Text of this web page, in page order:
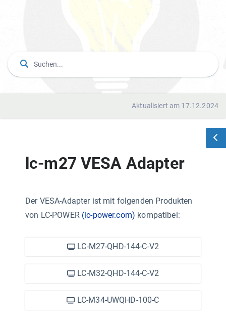
Aktualisiert am 17.12.2024
lc-m27 VESA Adapter
Der VESA-Adapter ist mit folgenden Produkten
von LC-POWER (lc-power.com) kompatibel:
LC-M27-QHD-144-C-V2
LC-M32-QHD-144-C-V2
LC-M34-UWQHD-100-C